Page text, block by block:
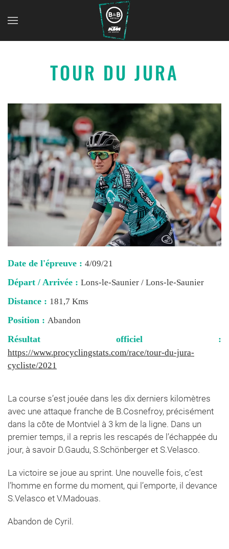
TOUR DU JURA
Date de l'épreuve : 4/09/21
Départ / Arrivée : Lons-le-Saunier / Lons-le-Saunier
Distance : 181,7 Kms
Position : Abandon
Résultat officiel :
https://www.procyclingstats.com/race/tour-du-jura-
cycliste/2021
La course s’est jouée dans les dix derniers kilomètres
avec une attaque franche de B.Cosnefroy, précisément
dans la côte de Montviel à 3 km de la ligne. Dans un
premier temps, il a repris les rescapés de l’échappée du
jour, à savoir D.Gaudu, S.Schönberger et S.Velasco.
La victoire se joue au sprint. Une nouvelle fois, c’est
l’homme en forme du moment, qui l’emporte, il devance
S.Velasco et V.Madouas.
Abandon de Cyril.